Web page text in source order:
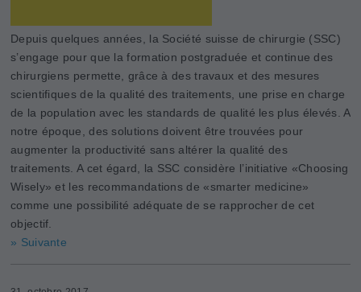
Depuis quelques années, la Société suisse de chirurgie (SSC)
s’engage pour que la formation postgraduée et continue des
chirurgiens permette, grâce à des travaux et des mesures
scientifiques de la qualité des traitements, une prise en charge
de la population avec les standards de qualité les plus élevés. A
notre époque, des solutions doivent être trouvées pour
augmenter la productivité sans altérer la qualité des
traitements. A cet égard, la SSC considère l’initiative «Choosing
­Wisely» et les recommandations de «smarter medicine»
comme une possibilité adéquate de se rapprocher de cet
objectif.
» Suivante